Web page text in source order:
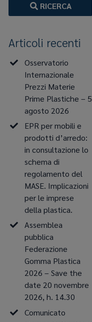
RICERCA
Articoli recenti
Osservatorio
Internazionale
Prezzi Materie
Prime Plastiche – 5
agosto 2026
EPR per mobili e
prodotti d’arredo:
in consultazione lo
schema di
regolamento del
MASE. Implicazioni
per le imprese
della plastica.
Assemblea
pubblica
Federazione
Gomma Plastica
2026 – Save the
date 20 novembre
2026, h. 14.30
Comunicato